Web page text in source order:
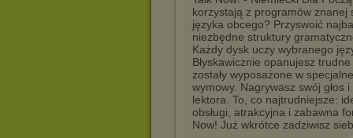
korzystają z programów znanej
języka obcego? Przyswoić
niezbędne struktury
Każdy dysk uczy wybranego
Błyskawicznie opanujesz
zostały wyposażone w
wymowy. Nagrywasz swój głos
lektora. To, co najtrudniejsze:
obsługi, atrakcyjna i zabawna
Now! Już wkrótce zadziwisz